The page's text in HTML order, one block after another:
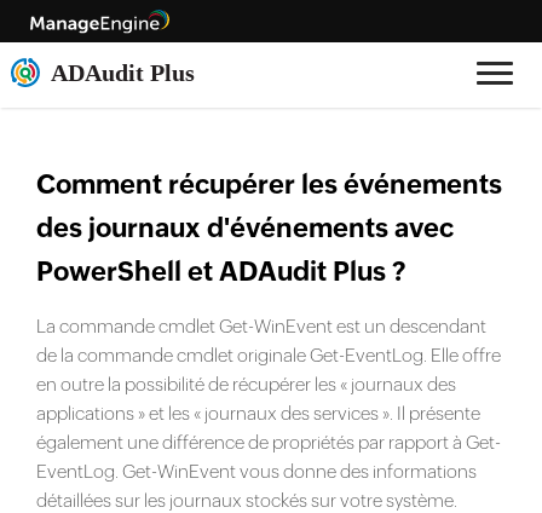
Comment récupérer les événements
des journaux d'événements avec
PowerShell et ADAudit Plus ?
La commande cmdlet Get-WinEvent est un descendant
de la commande cmdlet originale Get-EventLog. Elle offre
en outre la possibilité de récupérer les « journaux des
applications » et les « journaux des services ». Il présente
également une différence de propriétés par rapport à Get-
EventLog. Get-WinEvent vous donne des informations
détaillées sur les journaux stockés sur votre système.